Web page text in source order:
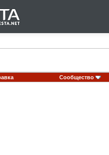
Сообщество